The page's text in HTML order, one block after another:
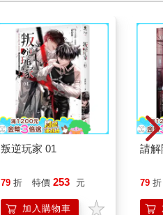
叛逆玩家 01
79 折 特價 253 元
加入購物車
請解
79 折